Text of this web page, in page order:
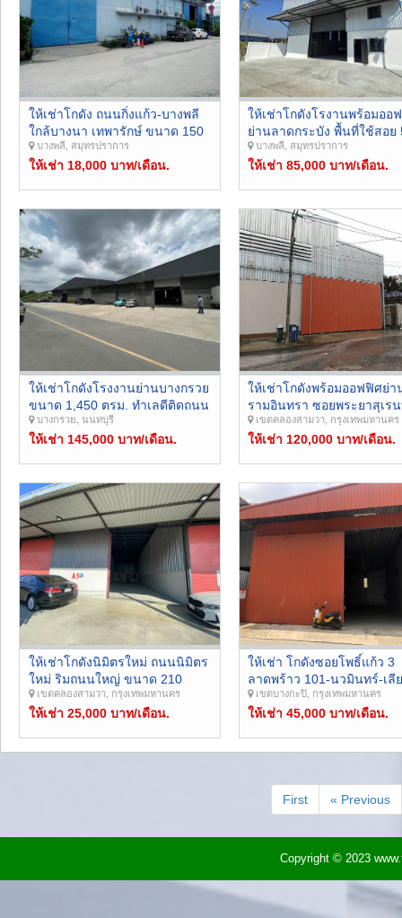
ให้เช่าโกดัง ถนนกิ่งแก้ว-บางพลี
ใกล้บางนา เทพารักษ์ ขนาด 150
ตร.ม. รถใหญ่เข้าออกสะดวก
บางพลี, สมุทรปราการ
ให้เช่า 18,000 บาท/เดือน.
ให้เช่าโกดังโรงานพร้อมออ
ย่านลาดกระบัง พื้นที่ใช้สอย
ตรม. ใกล้สนามบินสุวรรณภู
ถ.ศรีนครินทร์, ถ.อ่อนนุช-
ออก, ทางด่วนพระราม 9 แล
ทางด่วนบางนา
บางพลี, สมุทรปราการ
ให้เช่า 85,000 บาท/เดือน.
ให้เช่าโกดังโรงงานย่านบางกรวย
ขนาด 1,450 ตรม. ทำเลดีติดถนน
บริเวณบางกรวย เข้าออกถนน
ราชพฤกษ์ และ พระราม5 ใกล้
บางกรวย, นนทบุรี
ให้เช่า 145,000 บาท/เดือน.
ให้เช่าโกดังพร้อมออฟฟิศย่า
รามอินทรา ซอยพระยาสุเร
35 ขนาด 1,200 ตร.ม. ใกล้
รถไฟฟ้าสายสีชมพู/ทางด่วน
เขตคลองสามวา, กรุงเทพมหานคร
ให้เช่า 120,000 บาท/เดือน.
ให้เช่าโกดังนิมิตรใหม่ ถนนนิมิตร
ใหม่ ริมถนนใหญ่ ขนาด 210
ตร.ม. รถตู้คอนเทนเนอร์จอดลง
ของได้
เขตคลองสามวา, กรุงเทพมหานคร
ให้เช่า 25,000 บาท/เดือน.
ให้เช่า โกดังซอยโพธิ์แก้ว 3
ลาดพร้าว 101-นวมินทร์-เลี
ด่วน ขนาด 300 ตร.ม. รถ
คอนเทนเนอร์เข้าได้
เขตบางกะปิ, กรุงเทพมหานคร
ให้เช่า 45,000 บาท/เดือน.
First « Previous
Copyright © 2023